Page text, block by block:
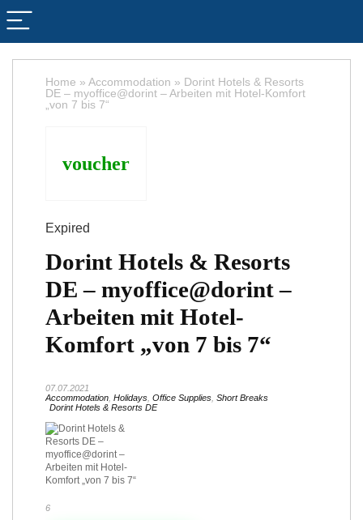
Home » Accommodation » Dorint Hotels & Resorts
DE – myoffice@dorint – Arbeiten mit Hotel-Komfort
„von 7 bis 7“
voucher
Expired
Dorint Hotels & Resorts
DE – myoffice@dorint –
Arbeiten mit Hotel-
Komfort „von 7 bis 7“
07.07.2021
Accommodation Holidays Office Supplies Short Breaks
Dorint Hotels & Resorts DE
6